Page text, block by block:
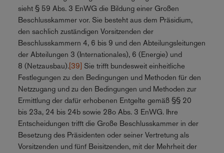
sieht § 59 Abs. 3 EnWG die Bildung einer Großen
Beschlusskammer vor. Sie besteht aus dem Präsidium,
den sachlich zuständigen Vorsitzenden der
Beschlusskammern 4, 6 bis 9 und den Abteilungsleitungen
der Abteilungen 3 (Internationales), 6 (Energie) und
8 (Netzausbau).[39] Sie trifft bundesweit einheitliche
Festlegungen zu den Bedingungen und Methoden für den
Netzzugang und zu den Bedingungen und Methoden zur
Ermittlung der dafür erhobenen Entgelte gemäß §§ 20
bis 23a, 24 bis 24b sowie 28o Abs. 3 EnWG. Ihre
Entscheidungen trifft die Große Beschlusskammer in der
Besetzung des Präsidenten oder seiner Vertretung als
Vorsitzenden und fünf Beisitzenden, mit der Mehrheit der